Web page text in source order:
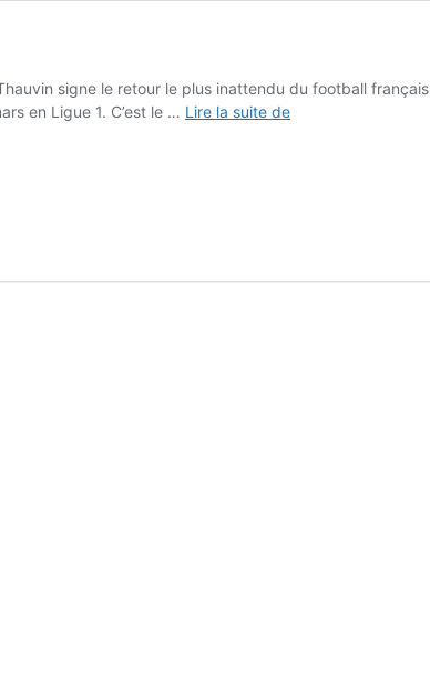
signe le retour le plus inattendu du football
en Ligue 1. C’est le … Lire la suite deCombien